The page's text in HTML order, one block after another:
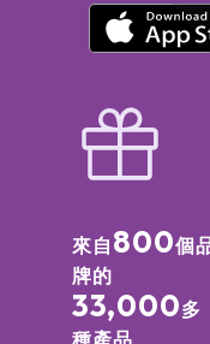
來自 800個
牌的
33,000多